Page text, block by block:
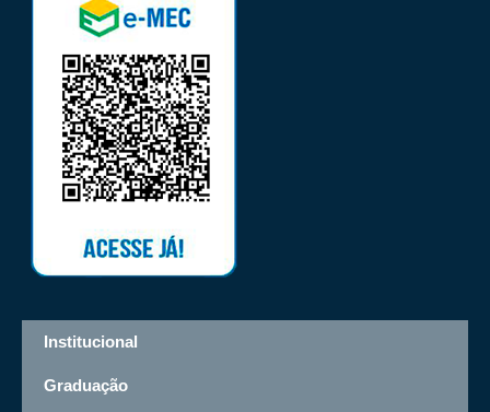
Institucional
Graduação